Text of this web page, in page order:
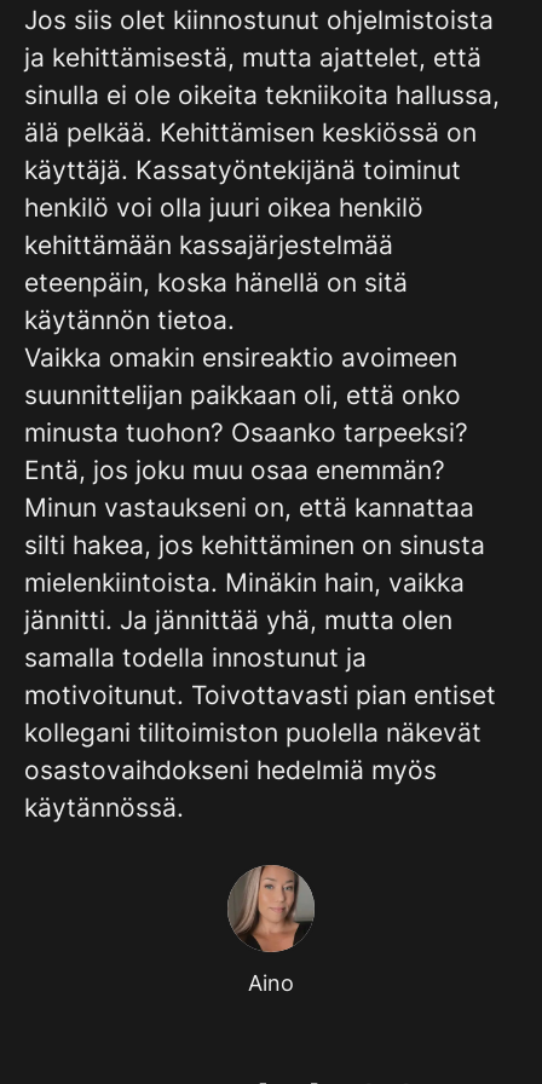
Jos siis olet kiinnostunut ohjelmistoista
ja kehittämisestä, mutta ajattelet, että
sinulla ei ole oikeita tekniikoita hallussa,
älä pelkää. Kehittämisen keskiössä on
käyttäjä. Kassatyöntekijänä toiminut
henkilö voi olla juuri oikea henkilö
kehittämään kassajärjestelmää
eteenpäin, koska hänellä on sitä
käytännön tietoa.
Vaikka omakin ensireaktio avoimeen
suunnittelijan paikkaan oli, että onko
minusta tuohon? Osaanko tarpeeksi?
Entä, jos joku muu osaa enemmän?
Minun vastaukseni on, että kannattaa
silti hakea, jos kehittäminen on sinusta
mielenkiintoista. Minäkin hain, vaikka
jännitti. Ja jännittää yhä, mutta olen
samalla todella innostunut ja
motivoitunut. Toivottavasti pian entiset
kollegani tilitoimiston puolella näkevät
osastovaihdokseni hedelmiä myös
käytännössä.
Aino